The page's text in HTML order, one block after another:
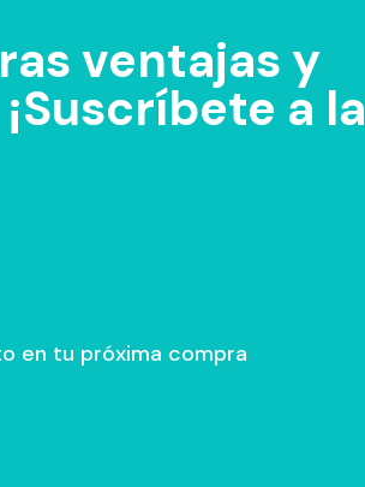
ventajas y
a la
en tu próxima compra